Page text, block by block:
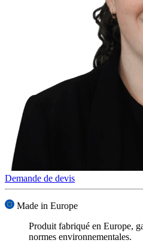
Demande de devis
Made in Europe
Produit fabriqué en Europe,
normes environnementales.